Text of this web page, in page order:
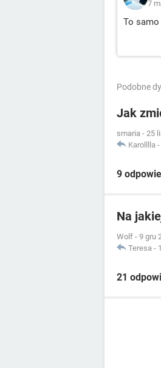
7
To samo
Podobne
Jak
smaria - 25
Karolllla -
9
Na
Wolf - 9 gru
Teresa -
21